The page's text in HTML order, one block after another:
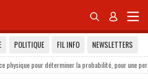
 
POLITIQUE FIL INFO
NEWSLETTERS
physique pour déterminer la probabilité, pour une